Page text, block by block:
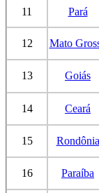
11 Pará
12 Mato
13 Goiás
14 Ceará
15 Rondônia
16 Paraíba